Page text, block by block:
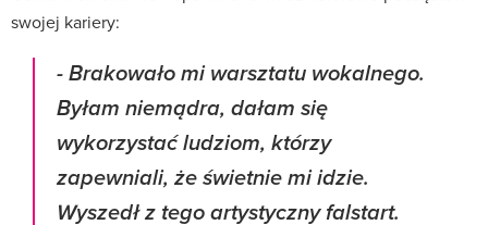
swojej kariery:
- Brakowało mi warsztatu wokalnego.
Byłam niemądra, dałam się
wykorzystać ludziom, którzy
zapewniali, że świetnie mi idzie.
Wyszedł z tego artystyczny falstart.